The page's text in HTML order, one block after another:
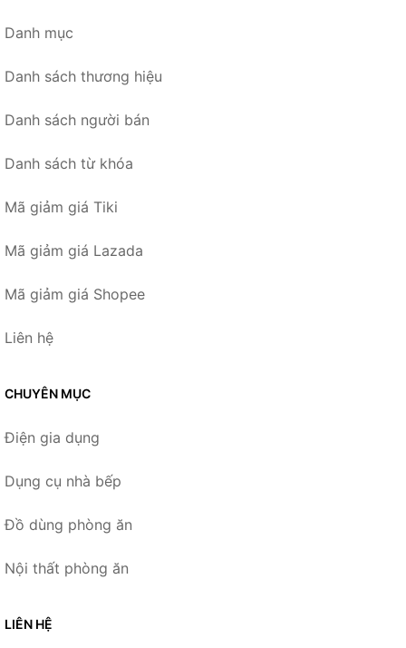
Danh mục
Danh sách thương hiệu
Danh sách người bán
Danh sách từ khóa
Mã giảm giá Tiki
Mã giảm giá Lazada
Mã giảm giá Shopee
Liên hệ
CHUYÊN MỤC
Điện gia dụng
Dụng cụ nhà bếp
Đồ dùng phòng ăn
Nội thất phòng ăn
LIÊN HỆ